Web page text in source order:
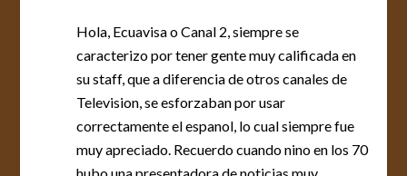
Hola, Ecuavisa o Canal 2, siempre se
caracterizo por tener gente muy calificada en
su staff, que a diferencia de otros canales de
Television, se esforzaban por usar
correctamente el espanol, lo cual siempre fue
muy apreciado. Recuerdo cuando nino en los 70